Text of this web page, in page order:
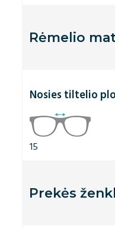
Rėmelio
Nosies tiltelio
15
Prekės